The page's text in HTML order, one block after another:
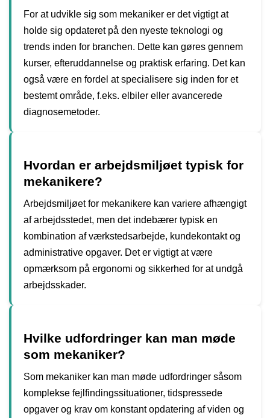
For at udvikle sig som mekaniker er det vigtigt at
holde sig opdateret på den nyeste teknologi og
trends inden for branchen. Dette kan gøres gennem
kurser, efteruddannelse og praktisk erfaring. Det kan
også være en fordel at specialisere sig inden for et
bestemt område, f.eks. elbiler eller avancerede
diagnosemetoder.
Hvordan er arbejdsmiljøet typisk for
mekanikere?
Arbejdsmiljøet for mekanikere kan variere afhængigt
af arbejdsstedet, men det indebærer typisk en
kombination af værkstedsarbejde, kundekontakt og
administrative opgaver. Det er vigtigt at være
opmærksom på ergonomi og sikkerhed for at undgå
arbejdsskader.
Hvilke udfordringer kan man møde
som mekaniker?
Som mekaniker kan man møde udfordringer såsom
komplekse fejlfindingssituationer, tidspressede
opgaver og krav om konstant opdatering af viden og